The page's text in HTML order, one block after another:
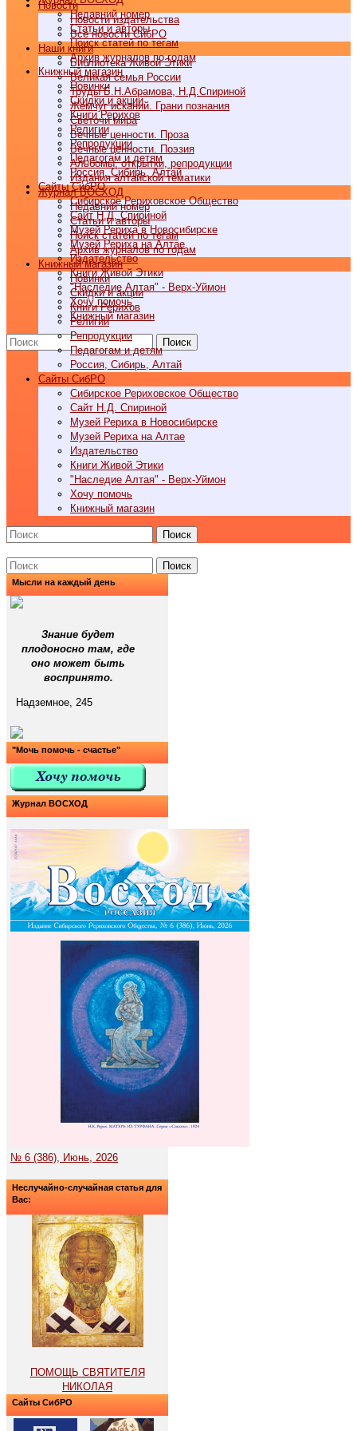
Недавний номер
Статьи и авторы
Поиск статей по тегам
Архив журналов по годам
Книжный магазин
Новинки
Скидки и акции
Книги Рерихов
Религии
Репродукции
Педагогам и детям
Россия, Сибирь, Алтай
Cайты СибРО
Сибирское Рериховское Общество
Сайт Н.Д. Спириной
Музей Рериха в Новосибирске
Музей Рериха на Алтае
Издательство
Книги Живой Этики
"Наследие Алтая" - Верх-Уймон
Хочу помочь
Книжный магазин
Поиск
Новости
Новости издательства
Все новости СибРО
Наши книги
Библиотека Живой Этики
Великая семья России
Труды Б.Н.Абрамова, Н.Д.Спириной
Жемчуг исканий. Грани познания
Светочи мира
Вечные ценности. Проза
Вечные ценности. Поэзия
Альбомы, открытки, репродукции
Издания алтайской тематики
Журнал ВОСХОД
Недавний номер
Статьи и авторы
Поиск статей по тегам
Архив журналов по годам
Книжный магазин
Новинки
Скидки и акции
Книги Рерихов
Религии
Репродукции
Педагогам и детям
Россия, Сибирь, Алтай
Cайты СибРО
Сибирское Рериховское Общество
Сайт Н.Д. Спириной
Музей Рериха в Новосибирске
Музей Рериха на Алтае
Издательство
Книги Живой Этики
"Наследие Алтая" - Верх-Уймон
Хочу помочь
Книжный магазин
Поиск
Поиск
Мысли на каждый день
Знание будет
плодоносно там, где
оно может быть
воспринято.
Надземное, 245
"Мочь помочь - счастье"
Журнал ВОСХОД
№ 6 (386), Июнь, 2026
Неслучайно-случайная статья для
Вас:
ПОМОЩЬ СВЯТИТЕЛЯ
НИКОЛАЯ
Сайты СибРО